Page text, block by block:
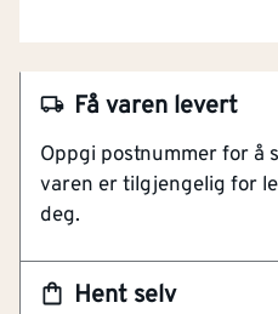
Hent selv
Få varen levert
Oppgi postnummer for å
varen er tilgjengelig for
deg.
NOBB
24810764
Artikkelnummer
101101369
Utvendig gjenger
Lavt trykkfall